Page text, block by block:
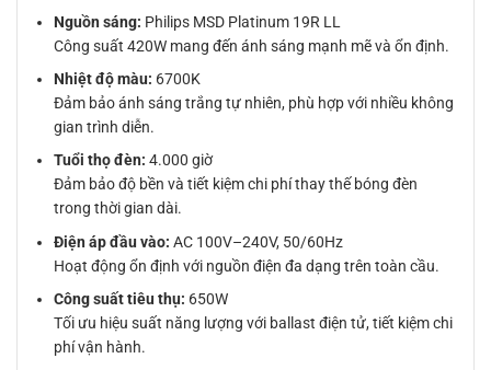
Nguồn sáng: Philips MSD Platinum 19R LL
Công suất 420W mang đến ánh sáng mạnh mẽ và ổn định.
Nhiệt độ màu: 6700K
Đảm bảo ánh sáng trắng tự nhiên, phù hợp với nhiều không
gian trình diễn.
Tuổi thọ đèn: 4.000 giờ
Đảm bảo độ bền và tiết kiệm chi phí thay thế bóng đèn
trong thời gian dài.
Điện áp đầu vào: AC 100V–240V, 50/60Hz
Hoạt động ổn định với nguồn điện đa dạng trên toàn cầu.
Công suất tiêu thụ: 650W
Tối ưu hiệu suất năng lượng với ballast điện tử, tiết kiệm chi
phí vận hành.